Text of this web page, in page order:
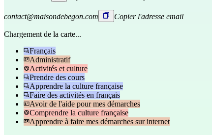
contact@maisondebegon.com Copier l'adresse email
Chargement de la carte...
Français
Administratif
Activités et culture
Prendre des cours
Apprendre la culture française
Faire des activités en français
Avoir de l'aide pour mes démarches
Comprendre la culture française
Apprendre à faire mes démarches sur internet